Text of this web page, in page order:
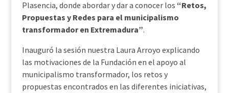
Plasencia, donde abordar y dar a conocer los “Retos,
Propuestas y Redes para el municipalismo
transformador en Extremadura”.
Inauguró la sesión nuestra Laura Arroyo explicando
las motivaciones de la Fundación en el apoyo al
municipalismo transformador, los retos y
propuestas encontrados en las diferentes iniciativas,